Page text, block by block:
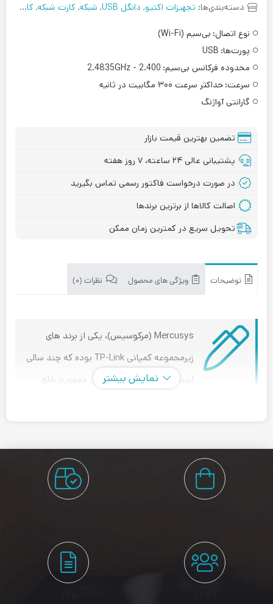
دسته‌بندی‌ها: تجهیزات اکتیو, دانگل USB , شبکه, کارت شبکه, کارت شبکه بی سیم
نوع اتصال: بی‌سیم (Wi-Fi)
پورت‌ها: USB
محدوده فرکانس بی‌سیم: 2.400 - 2.4835GHz
سرعت: حداکثر سرعت ۳۰۰ مگابیت در ثانیه
گارانتی آواژنگ
تضمین بهترین قیمت بازار
پشتیبانی عالی ۲۴ ساعته، ۷ روز هفته
در صورت درخواست فاکتور رسمی تماس بگیرید
اصالت کالاها از برترین برندها
تحویل سریع در کمترین زمان ممکن
توضیحات ویژگی های محصول نظرات (۰)
Mercusys (مرکوسیس)، یکی از برند های
زیرمجموعه کمپانی TP-Link بوده که چند سالی
است کار خود را در شهر شنژن جمهوری خلق
کارت شبکه (Network Card)
چیست؟
دستگاه ها ارتباط برقرار کرده و کاربرد اصلی آن، اتصال دستگاه شما به
اینترنت می باشد.
نمایش بیشتر